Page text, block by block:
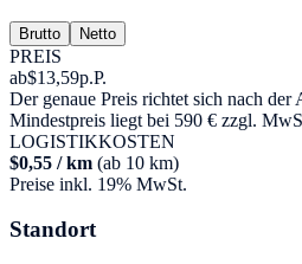
Brutto Netto
PREIS
ab$13,59p.P.
Der genaue Preis richtet sich nach
Mindestpreis liegt bei 590 € zzgl.
LOGISTIKKOSTEN
$0,55 / km (ab 10 km)
Preise inkl. 19% MwSt.
Standort